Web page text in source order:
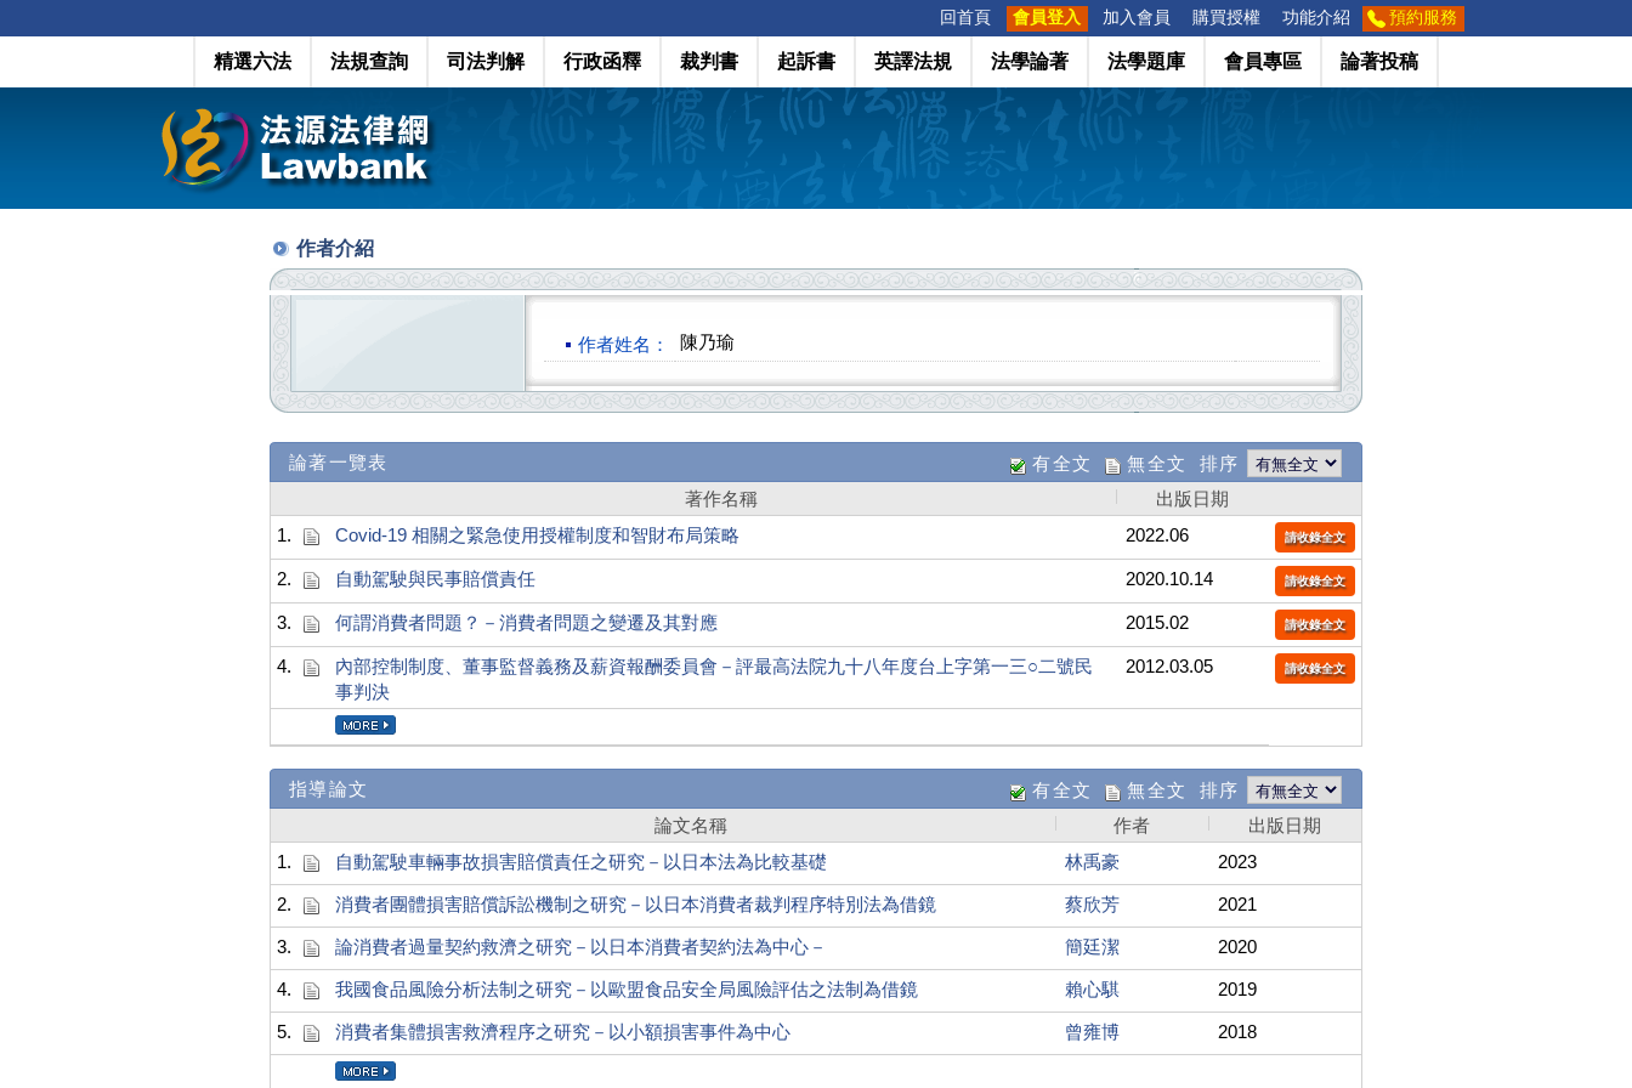
回首頁 會員登入 加入會員 購買授權 功能介紹 預約服務
精選六法 法規查詢 司法判解 行政函釋 裁判書 起訴書 英譯法規 法學論著 法學題庫 會員專區 論著投稿
作者介紹
作者姓名： 陳乃瑜
論著一覽表 有全文 無全文 排序
著作名稱
出版日期
1.
Covid-19 相關之緊急使用授權制度和智財布局策略 2022.06 請收錄全文
2. 自動駕駛與民事賠償責任 2020.10.14 請收錄全文
3. 何謂消費者問題？－消費者問題之變遷及其對應 2015.02 請收錄全文
4.
內部控制制度、董事監督義務及薪資報酬委員會－評最高法院九十八年度台上字第一三○二號民
事判決
2012.03.05 請收錄全文
指導論文 有全文 無全文 排序
論文名稱 作者
出版日期
1.
自動駕駛車輛事故損害賠償責任之研究－以日本法為比較基礎 林禹豪 2023
2. 消費者團體損害賠償訴訟機制之研究－以日本消費者裁判程序特別法為借鏡 蔡欣芳 2021
3. 論消費者過量契約救濟之研究－以日本消費者契約法為中心－ 簡廷潔 2020
4. 我國食品風險分析法制之研究－以歐盟食品安全局風險評估之法制為借鏡 賴心騏 2019
5. 消費者集體損害救濟程序之研究－以小額損害事件為中心 曾雍博 2018